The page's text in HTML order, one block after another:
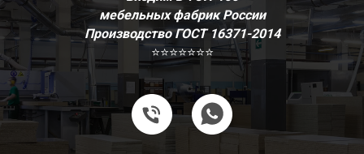
мебельных фабрик России
Производство ГОСТ 16371-2014
⭐⭐⭐⭐⭐⭐⭐